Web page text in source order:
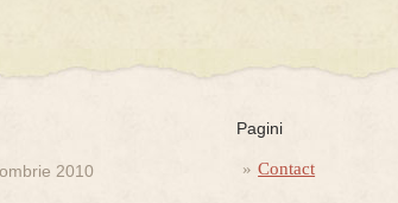
2010
Pagini
Contact